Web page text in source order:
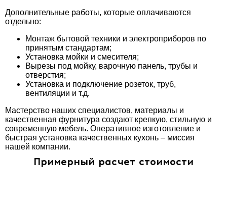
Дополнительные работы, которые оплачиваются
отдельно:
Монтаж бытовой техники и электроприборов по
принятым стандартам;
Установка мойки и смесителя;
Вырезы под мойку, варочную панель, трубы и
отверстия;
Установка и подключение розеток, труб,
вентиляции и т.д.
Мастерство наших специалистов, материалы и
качественная фурнитура создают крепкую, стильную и
современную мебель. Оперативное изготовление и
быстрая установка качественных кухонь – миссия
нашей компании.
Примерный расчет стоимости